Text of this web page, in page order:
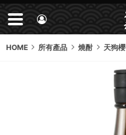
HOME 所有產品 燒酎 天狗櫻